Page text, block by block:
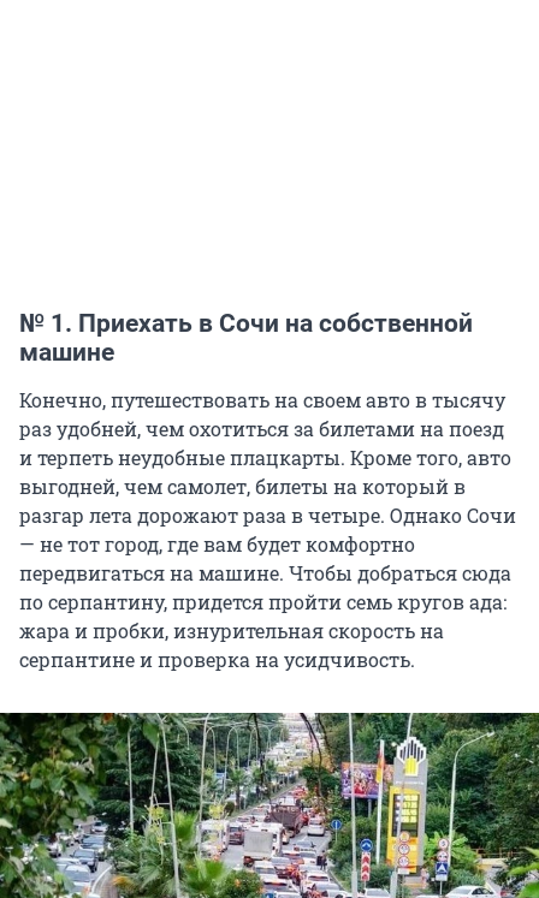
№ 1. Приехать в Сочи на собственной
машине
Конечно, путешествовать на своем авто в тысячу
раз удобней, чем охотиться за билетами на поезд
и терпеть неудобные плацкарты. Кроме того, авто
выгодней, чем самолет, билеты на который в
разгар лета дорожают раза в четыре. Однако Сочи
— не тот город, где вам будет комфортно
передвигаться на машине. Чтобы добраться сюда
по серпантину, придется пройти семь кругов ада:
жара и пробки, изнурительная скорость на
серпантине и проверка на усидчивость.